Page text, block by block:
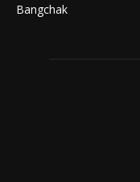
Bangchak